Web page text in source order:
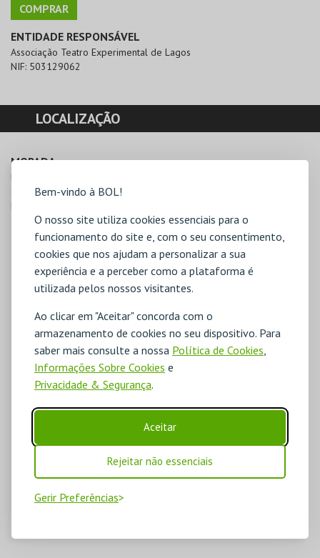
Bem-vindo à BOL!
O nosso site utiliza cookies essenciais para o
funcionamento do site e, com o seu consentimento,
cookies que nos ajudam a personalizar a sua
experiência e a perceber como a plataforma é
utilizada pelos nossos visitantes.
Ao clicar em "Aceitar" concorda com o
armazenamento de cookies no seu dispositivo. Para
saber mais consulte a nossa Política de Cookies,
Informações Sobre Cookies e
Privacidade & Segurança.
Aceitar
Rejeitar não essenciais
Gerir Preferências
COMPRAR
ENTIDADE RESPONSÁVEL
Associação Teatro Experimental de Lagos
NIF: 503129062
LOCALIZAÇÃO
MORADA
Rua dos Combatentes da Grande Guerra nº 8-11
8600-578 Lagos
Direcções para Assoc. Teatro Exp. Lagos